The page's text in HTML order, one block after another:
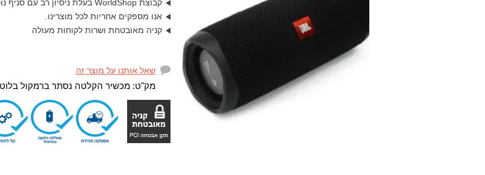
קבוצת WorldShop בעלת ניסיון רב עם סניף נוסף בארה”ב.
אנו מספקים אחריות לכל מוצרינו.
קניה מאובטחת ושרות לקוחות מעולה
שאל אותנו על מוצר זה
מק"ט: מכשיר הקלטה נסתר ברמקול